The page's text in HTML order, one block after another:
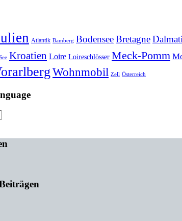
Atlantik Bamberg BodenseeBretagne
Kroatien Loire Loireschlösser Meck-Pomm
Wohnmobil Zell Österreich